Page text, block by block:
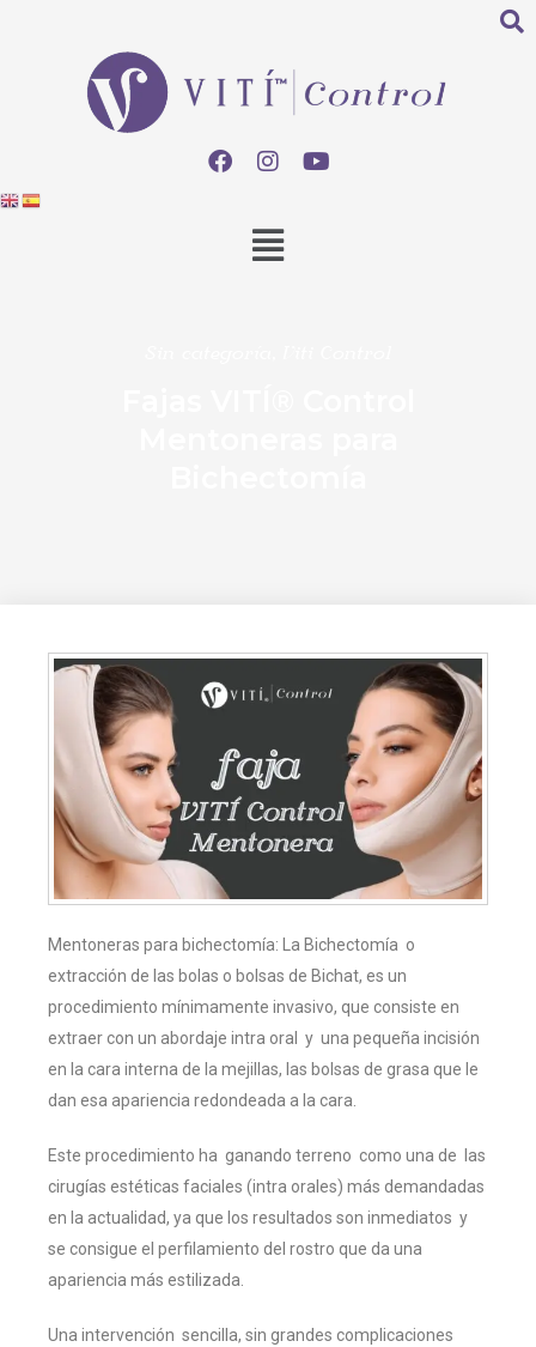
Mentoneras para bichectomía: La Bichectomía o
extracción de las bolas o bolsas de Bichat, es un
procedimiento mínimamente invasivo, que consiste en
extraer con un abordaje intra oral y una pequeña incisión
en la cara interna de la mejillas, las bolsas de grasa que le
dan esa apariencia redondeada a la cara.
Este procedimiento ha ganando terreno como una de las
cirugías estéticas faciales (intra orales) más demandadas
en la actualidad, ya que los resultados son inmediatos y
se consigue el perfilamiento del rostro que da una
apariencia más estilizada.
Una intervención sencilla, sin grandes complicaciones